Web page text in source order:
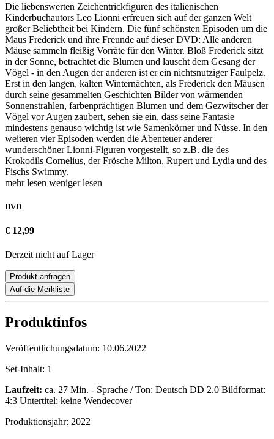
Die liebenswerten Zeichentrickfiguren des italienischen
Kinderbuchautors Leo Lionni erfreuen sich auf der ganzen Welt
großer Beliebtheit bei Kindern. Die fünf schönsten Episoden um die
Maus Frederick und ihre Freunde auf dieser DVD: Alle anderen
Mäuse sammeln fleißig Vorräte für den Winter. Bloß Frederick sitzt
in der Sonne, betrachtet die Blumen und lauscht dem Gesang der
Vögel - in den Augen der anderen ist er ein nichtsnutziger Faulpelz.
Erst in den langen, kalten Winternächten, als Frederick den Mäusen
durch seine gesammelten Geschichten Bilder von wärmenden
Sonnenstrahlen, farbenprächtigen Blumen und dem Gezwitscher der
Vögel vor Augen zaubert, sehen sie ein, dass seine Fantasie
mindestens genauso wichtig ist wie Samenkörner und Nüsse. In den
weiteren vier Episoden werden die Abenteuer anderer
wunderschöner Lionni-Figuren vorgestellt, so z.B. die des
Krokodils Cornelius, der Frösche Milton, Rupert und Lydia und des
Fischs Swimmy.
mehr lesen weniger lesen
DVD
€ 12,99
Derzeit nicht auf Lager
Produkt anfragen
Auf die Merkliste
Produktinfos
Veröffentlichungsdatum: 10.06.2022
Set-Inhalt: 1
Laufzeit: ca. 27 Min. - Sprache / Ton: Deutsch DD 2.0 Bildformat:
4:3 Untertitel: keine Wendecover
Produktionsjahr: 2022